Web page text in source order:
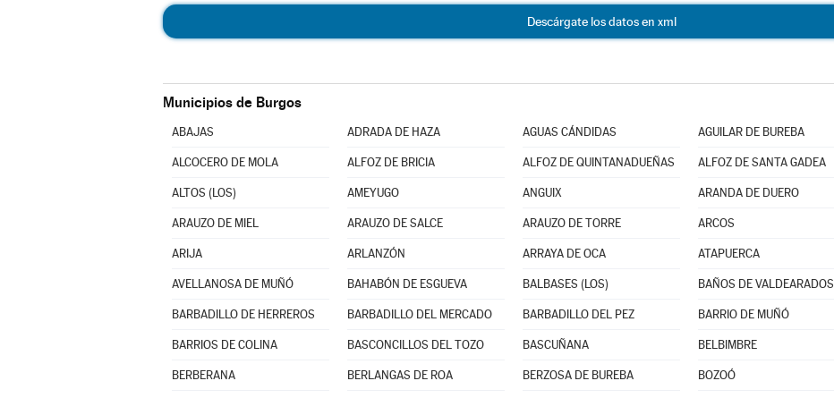
Descárgate los datos en xml
Municipios de Burgos
ABAJAS ADRADA DE HAZA AGUAS CÁNDIDAS AGUILAR DE BUREBA
ALCOCERO DE MOLA ALFOZ DE BRICIA ALFOZ DE QUINTANADUEÑAS ALFOZ DE SANTA GADEA
ALTOS (LOS) AMEYUGO ANGUIX ARANDA DE DUERO
ARAUZO DE MIEL ARAUZO DE SALCE ARAUZO DE TORRE ARCOS
ARIJA ARLANZÓN ARRAYA DE OCA ATAPUERCA
AVELLANOSA DE MUÑÓ BAHABÓN DE ESGUEVA BALBASES (LOS) BAÑOS DE VALDEARADOS
BARBADILLO DE HERREROS BARBADILLO DEL MERCADO BARBADILLO DEL PEZ BARRIO DE MUÑÓ
BARRIOS DE COLINA BASCONCILLOS DEL TOZO BASCUÑANA BELBIMBRE
BERBERANA BERLANGAS DE ROA BERZOSA DE BUREBA BOZOÓ